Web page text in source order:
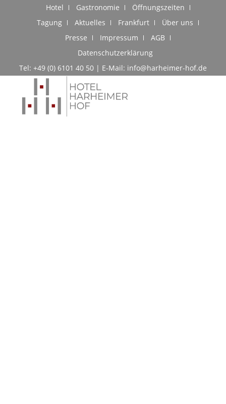
Hotel Gastronomie
Öffnungszeiten
Tagung
Aktuelles Frankfurt
Über uns
Presse
Impressum
AGB
Datenschutzerklärung
Tel: +49 (0) 6101 40 50 | E-Mail: info@harheimer-hof.de